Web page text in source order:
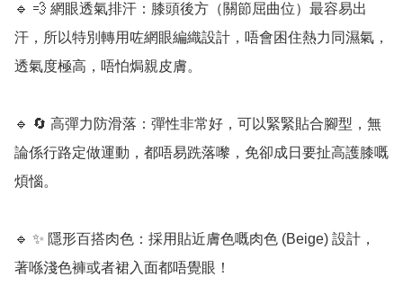
🔹 💨 網眼透氣排汗：膝頭後方（關節屈曲位）最容易出
汗，所以特別轉用咗網眼編織設計，唔會困住熱力同濕氣，
透氣度極高，唔怕焗親皮膚。
🔹 🔄 高彈力防滑落：彈性非常好，可以緊緊貼合腳型，無
論係行路定做運動，都唔易跣落嚟，免卻成日要扯高護膝嘅
煩惱。
🔹 ✨ 隱形百搭肉色：採用貼近膚色嘅肉色 (Beige) 設計，
著喺淺色褲或者裙入面都唔覺眼！